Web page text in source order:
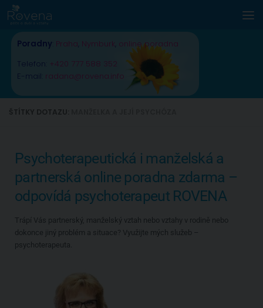
Skip to content
Poradny Praha Nymburk online poradna
Telefon: +420 777 588 352
E-mail: radana@rovena.info
Psychoterapeutická i manželská a
partnerská online poradna zdarma –
odpovídá psychoterapeut ROVENA
Trápí Vás partnerský, manželský vztah nebo vztahy v rodině nebo
dokonce jiný problém a situace? Využijte mých služeb –
psychoterapeuta.